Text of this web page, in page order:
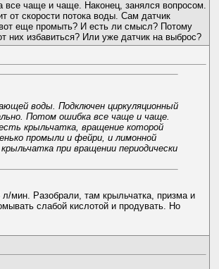
все чаще и чаще. Наконец, занялся вопросом.
от скорости потока воды. Сам датчик
еще промыть? И есть ли смысл? Потому
них избавиться? Или уже датчик на выброс?
воды. Подключен циркуляционный
Потом ошибка все чаще и чаще.
крыльчатка, вращение которой
промыли и фейри, и лимонной
при вращении периодически
мин. Разобрали, там крыльчатка, призма и
слабой кислотой и продувать. Но